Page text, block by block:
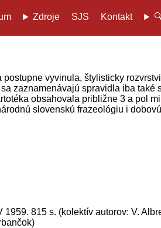
Zdroje SJS Kontakt
vyvinula, štylisticky
zaznamenávajú spravidla iba také
obsahovala približne 3 a pol
slovenskú frazeológiu i
815 s. (kolektív autorov: V.